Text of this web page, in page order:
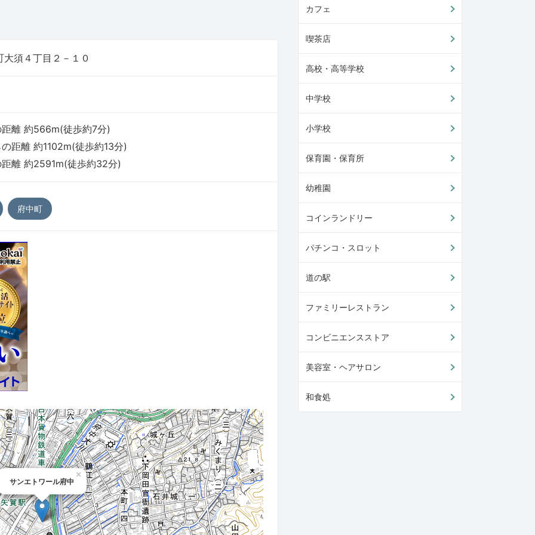
須４丁目２－１０
離 約566m(徒歩約7分)
距離 約1102m(徒歩約13分)
離 約2591m(徒歩約32分)
府中町
サンエトワール府中
×
カフェ
喫茶店
高校・高等学校
中学校
小学校
保育園・保育所
幼稚園
コインランドリー
パチンコ・スロット
道の駅
ファミリーレストラン
コンビニエンスストア
美容室・ヘアサロン
和食処